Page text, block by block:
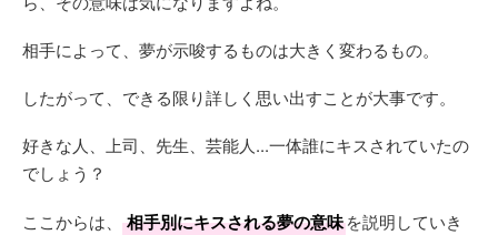
相手によって、夢が示唆するものは大きく変わるもの。
したがって、できる限り詳しく思い出すことが大事です。
好きな人、上司、先生、芸能人...一体誰にキスされていたの
でしょう？
ここからは、 相手別にキスされる夢の意味を説明していき